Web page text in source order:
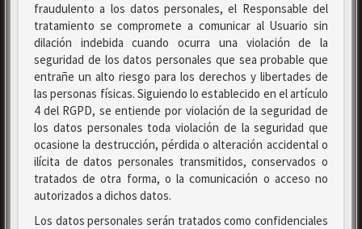
fraudulento a los datos personales, el Responsable del
tratamiento se compromete a comunicar al Usuario sin
dilación indebida cuando ocurra una violación de la
seguridad de los datos personales que sea probable que
entrañe un alto riesgo para los derechos y libertades de
las personas físicas. Siguiendo lo establecido en el artículo
4 del RGPD, se entiende por violación de la seguridad de
los datos personales toda violación de la seguridad que
ocasione la destrucción, pérdida o alteración accidental o
ilícita de datos personales transmitidos, conservados o
tratados de otra forma, o la comunicación o acceso no
autorizados a dichos datos.
Los datos personales serán tratados como confidenciales